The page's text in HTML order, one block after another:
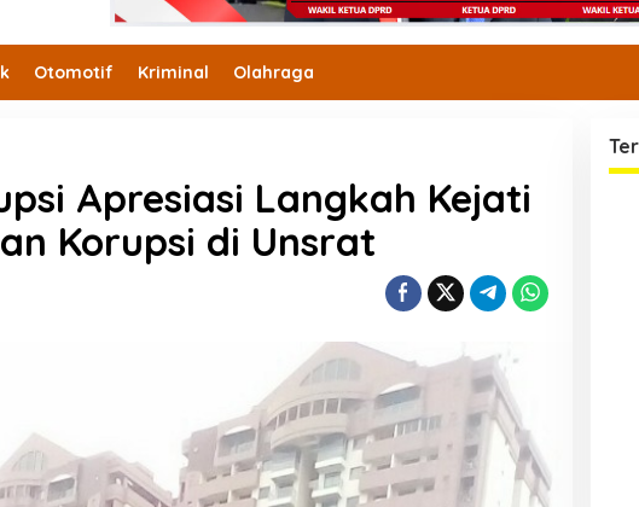
Otomotif Kriminal Olahraga
Apresiasi Langkah Kejati
Korupsi di Unsrat